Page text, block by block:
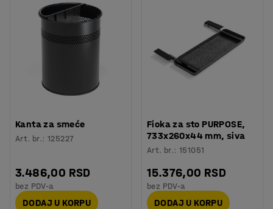
Kanta za smeće
Art. br.:125227
3.486,00 RSD
bez PDV-a
DODAJ U KORPU
Fioka za sto PURPOSE,
733x260x44 mm, siva
Art. br.:151051
15.376,00 RSD
bez PDV-a
DODAJ U KORPU